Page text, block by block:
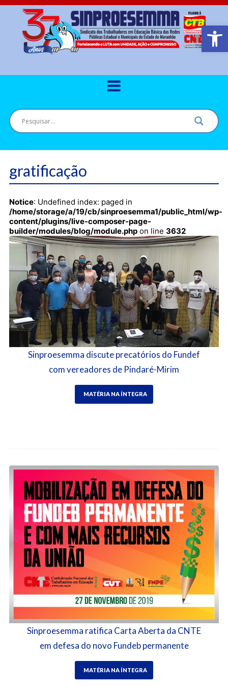
Barra de
gratificação
Notice: Undefined index: paged in
/home/storage/a/19/cb/sinproesemma1/public_html/wp-
content/plugins/live-composer-page-
builder/modules/blog/module.phpon line 3632
Sinproesemma discute precatórios do Fundef
com vereadores de Pindaré-Mirim
MATÉRIA NA ÍNTEGRA
Sinproesemma ratifica Carta Aberta da CNTE
em defesa do novo Fundeb permanente
MATÉRIA NA ÍNTEGRA